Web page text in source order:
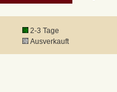
2-3 Tage
Ausverkauft